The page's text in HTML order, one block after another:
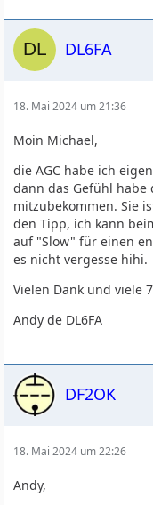
DL6FA
18. Mai 2024 um 21:36
Moin Michael,
die AGC habe ich
dann das Gefühl habe
mitzubekommen. Sie
den Tipp, ich kann
auf "Slow" für einen
es nicht vergesse hihi.
Vielen Dank und viele
Andy de DL6FA
DF2OK
18. Mai 2024 um 22:26
Andy,